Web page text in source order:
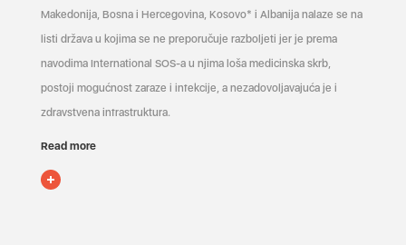
Makedonija, Bosna i Hercegovina, Kosovo* i Albanija nalaze se na
listi država u kojima se ne preporučuje razboljeti jer je prema
navodima International SOS-a u njima loša medicinska skrb,
postoji mogućnost zaraze i infekcije, a nezadovoljavajuća je i
zdravstvena infrastruktura.
Read more